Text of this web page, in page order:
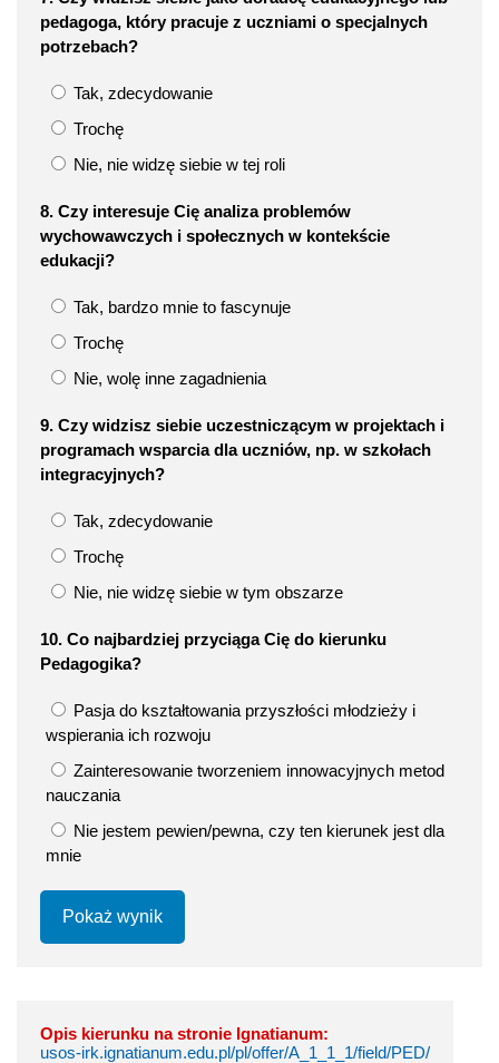
pedagoga, który pracuje z uczniami o specjalnych
potrzebach?
Tak, zdecydowanie
Trochę
Nie, nie widzę siebie w tej roli
8. Czy interesuje Cię analiza problemów
wychowawczych i społecznych w kontekście
edukacji?
Tak, bardzo mnie to fascynuje
Trochę
Nie, wolę inne zagadnienia
9. Czy widzisz siebie uczestniczącym w projektach i
programach wsparcia dla uczniów, np. w szkołach
integracyjnych?
Tak, zdecydowanie
Trochę
Nie, nie widzę siebie w tym obszarze
10. Co najbardziej przyciąga Cię do kierunku
Pedagogika?
Pasja do kształtowania przyszłości młodzieży i
wspierania ich rozwoju
Zainteresowanie tworzeniem innowacyjnych metod
nauczania
Nie jestem pewien/pewna, czy ten kierunek jest dla
mnie
Pokaż wynik
Opis kierunku na stronie Ignatianum:
usos-irk.ignatianum.edu.pl/pl/offer/A_1_1_1/field/PED/